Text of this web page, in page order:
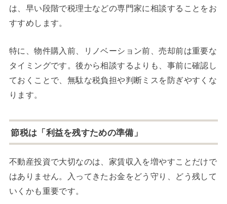
は、早い段階で税理士などの専門家に相談することをお
すすめします。
特に、物件購入前、リノベーション前、売却前は重要な
タイミングです。後から相談するよりも、事前に確認し
ておくことで、無駄な税負担や判断ミスを防ぎやすくな
ります。
節税は「利益を残すための準備」
不動産投資で大切なのは、家賃収入を増やすことだけで
はありません。入ってきたお金をどう守り、どう残して
いくかも重要です。